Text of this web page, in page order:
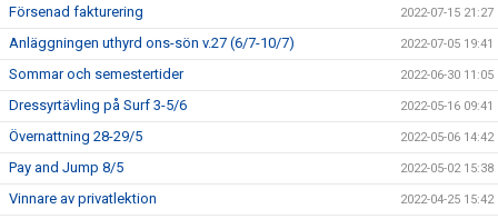
Försenad fakturering 2022-07-15 21:27
Anläggningen uthyrd ons-sön v.27 (6/7-10/7) 2022-07-05 19:41
Sommar och semestertider 2022-06-30 11:05
Dressyrtävling på Surf 3-5/6 2022-05-16 09:41
Övernattning 28-29/5 2022-05-06 14:42
Pay and Jump 8/5 2022-05-02 15:38
Vinnare av privatlektion 2022-04-25 15:42